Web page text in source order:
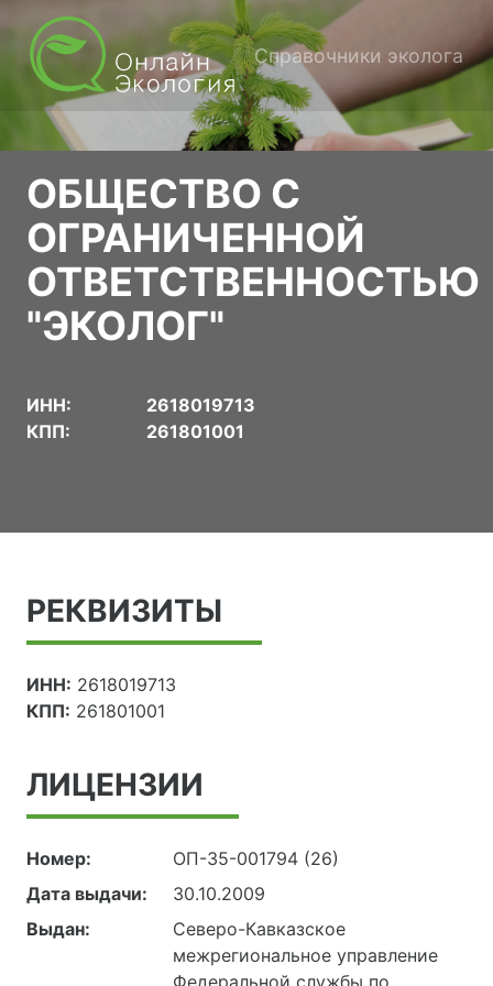
Справочники эколога
ОБЩЕСТВО С
ОГРАНИЧЕННОЙ
ОТВЕТСТВЕННОСТЬЮ
"ЭКОЛОГ"
ИНН:
2618019713
КПП:
261801001
РЕКВИЗИТЫ
ИНН: 2618019713
КПП: 261801001
ЛИЦЕНЗИИ
Номер:
ОП-35-001794 (26)
Дата выдачи:
30.10.2009
Выдан:
Северо-Кавказское
межрегиональное управление